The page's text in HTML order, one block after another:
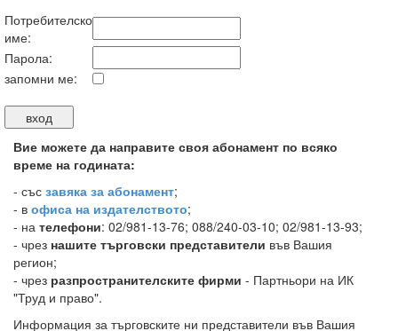
Потребителско
име:
Парола:
запомни ме:
Вие можете да направите своя абонамент по всяко
време на годината:
- със завяка за абонамент;
- в офиса на издателството;
- на телефони: 02/981-13-76; 088/240-03-10; 02/981-13-93;
- чрез нашите търговски представители във Вашия
регион;
- чрез разпространителските фирми - Партньори на ИК
"Труд и право".
Информация за търговските ни представители във Вашия